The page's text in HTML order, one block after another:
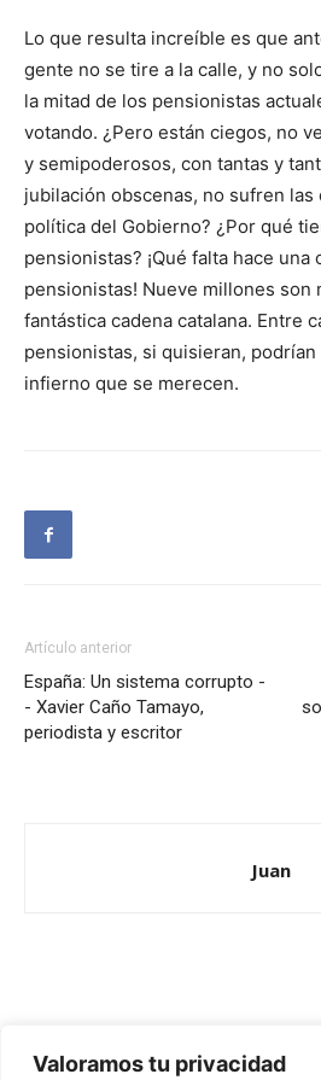
Valoramos tu privacidad
Lo que resulta increíble es que
gente no se tire a la calle, y no
la mitad de los pensionistas
votando. ¿Pero están ciegos, no
y semipoderosos, con tantas y
jubilación obscenas, no sufren
política del Gobierno? ¿Por qué
pensionistas? ¡Qué falta hace una
pensionistas! Nueve millones son
fantástica cadena catalana. Entre
pensionistas, si quisieran,
infierno que se merecen.
Artículo anterior
España: Un sistema corrupto -
- Xavier Caño Tamayo,
periodista y escritor
Juan